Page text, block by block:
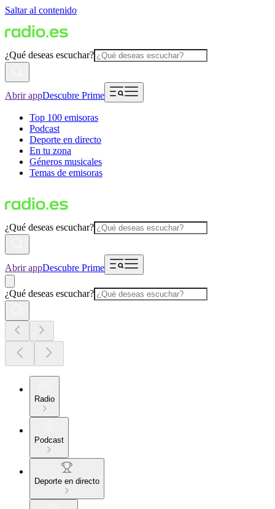
Saltar al contenido
¿Qué deseas escuchar?
Abrir appDescubre Prime
Top 100 emisoras
Podcast
Deporte en directo
En tu zona
Géneros musicales
Temas de emisoras
¿Qué deseas escuchar?
Abrir appDescubre Prime
¿Qué deseas escuchar?
Radio
Podcast
Deporte en directo